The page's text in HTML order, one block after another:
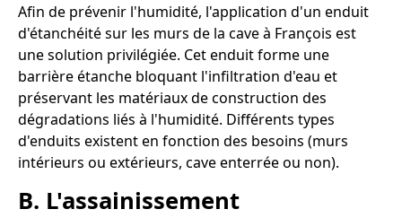
Afin de prévenir l'humidité, l'application d'un enduit
d'étanchéité sur les murs de la cave à François est
une solution privilégiée. Cet enduit forme une
barrière étanche bloquant l'infiltration d'eau et
préservant les matériaux de construction des
dégradations liés à l'humidité. Différents types
d'enduits existent en fonction des besoins (murs
intérieurs ou extérieurs, cave enterrée ou non).
B. L'assainissement